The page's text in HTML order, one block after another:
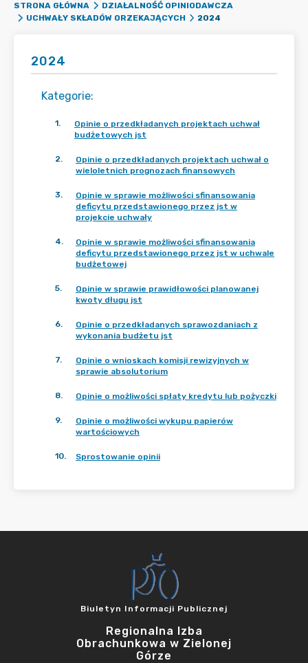
STRONA GŁÓWNA
DZIAŁALNOŚĆ OPINIODAWCZA
UCHWAŁY SKŁADÓW ORZEKAJĄCYCH
2024
2024
Kategorie:
1.
Opinie o przedkładanych projektach uchwał
budżetowych jst
2.
Opinie o przedkładanych projektach uchwał o
wieloletnich prognozach finansowych
3.
Opinie w sprawie możliwości sfinansowania
deficytu przedstawionego przez jst w
projekcie uchwały
4.
Opinie w sprawie możliwości sfinansowania
deficytu przedstawionego przez jst w uchwale
budżetowej
5.
Opinie w sprawie prawidłowości planowanej
kwoty długu jst
6.
Opinie o przedkładanych sprawozdaniach z
wykonania budżetu jst
7.
Opinie o wnioskach komisji rewizyjnych w
sprawie absolutorium
8. Opinie o możliwości spłaty kredytu lub pożyczki
9.
Opinie o możliwości wykupu papierów
wartościowych
10. Sprostowanie opinii
Biuletyn Informacji Publicznej
Regionalna Izba
Obrachunkowa w Zielonej
Górze